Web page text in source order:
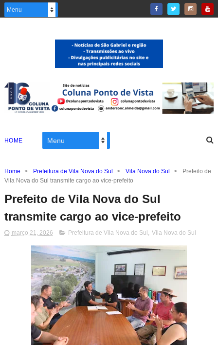
HOME
Home > Prefeitura de Vila Nova do Sul > Vila Nova do Sul >
Prefeito de
Vila Nova do Sul transmite cargo ao vice-prefeito
Prefeito de Vila Nova do Sul
transmite cargo ao vice-prefeito
março 21, 2026 Prefeitura de Vila Nova do Sul , Vila Nova do Sul